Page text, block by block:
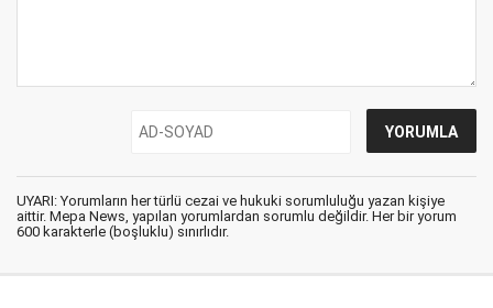
UYARI: Yorumların her türlü cezai ve hukuki sorumluluğu yazan kişiye
aittir. Mepa News, yapılan yorumlardan sorumlu değildir. Her bir yorum
600 karakterle (boşluklu) sınırlıdır.